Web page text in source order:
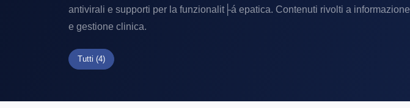
antivirali e supporti per la funzionalit├á epatica. Contenuti rivolti a informazione
e gestione clinica.
Tutti (4)